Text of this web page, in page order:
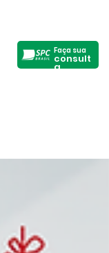
Faça sua
consult
a